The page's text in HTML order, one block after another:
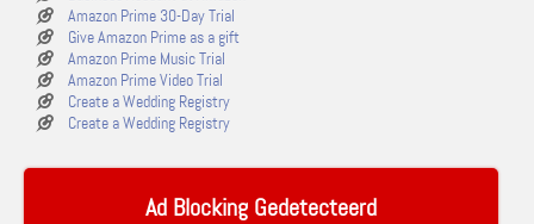
Amazon Prime 30-Day Trial
Give Amazon Prime as a gift
Amazon Prime Music Trial
Amazon Prime Video Trial
Create a Wedding Registry
Create a Wedding Registry
Ad Blocking Gedetecteerd